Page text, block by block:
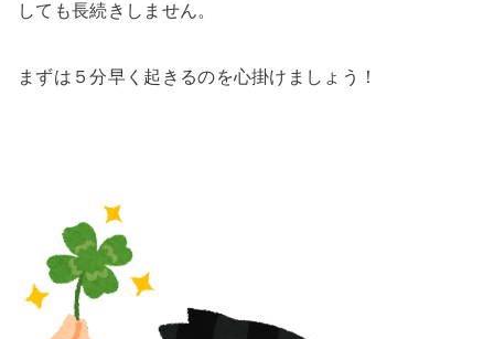
しても長続きしません。
まずは５分早く起きるのを心掛けましょう！